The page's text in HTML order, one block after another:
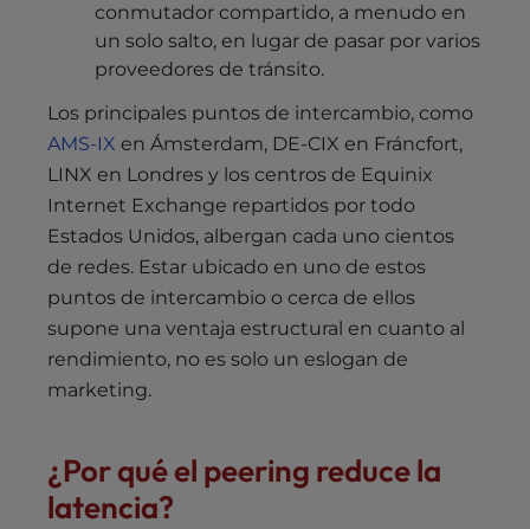
conmutador compartido, a menudo en
un solo salto, en lugar de pasar por varios
proveedores de tránsito.
Los principales puntos de intercambio, como
AMS-IX en Ámsterdam, DE-CIX en Fráncfort,
LINX en Londres y los centros de Equinix
Internet Exchange repartidos por todo
Estados Unidos, albergan cada uno cientos
de redes. Estar ubicado en uno de estos
puntos de intercambio o cerca de ellos
supone una ventaja estructural en cuanto al
rendimiento, no es solo un eslogan de
marketing.
¿Por qué el peering reduce la
latencia?